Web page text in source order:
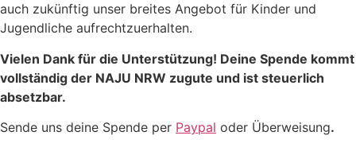
auch zukünftig unser breites Angebot für Kinder und
Jugendliche aufrechtzuerhalten.
Vielen Dank für die Unterstützung! Deine Spende kommt
vollständig der NAJU NRW zugute und ist steuerlich
absetzbar.
Sende uns deine Spende per Paypal oder Überweisung.